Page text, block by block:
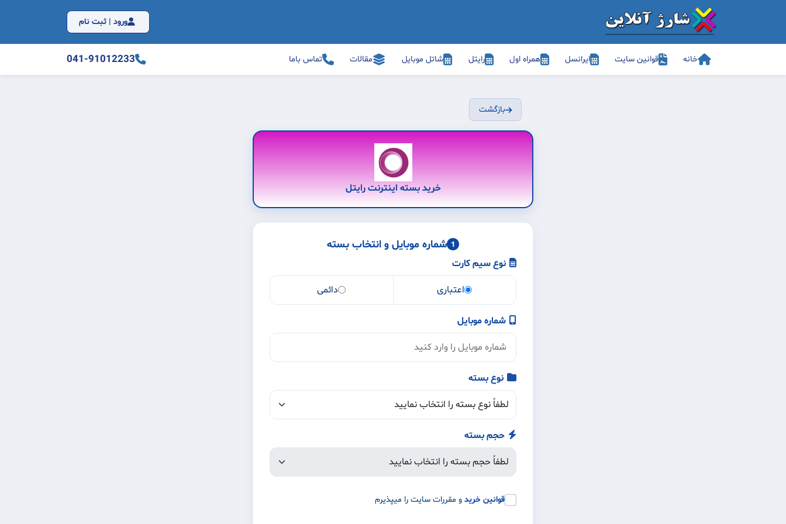
ورود | ثبت نام
خانه قوانین سایت ایرانسل همراه اول رایتل شاتل موبایل مقالات تماس باما 041-91012233
بازگشت
خرید بسته اینترنت رایتل
1 شماره موبایل و انتخاب بسته
نوع سیم کارت
اعتباری دائمی
شماره موبایل
نوع بسته
حجم بسته
قوانین خرید و مقررات سایت را میپذیرم